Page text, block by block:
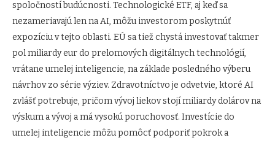
spoločností budúcnosti. Technologické ETF, aj keď sa
nezameriavajú len na AI, môžu investorom poskytnúť
expozíciu v tejto oblasti. EÚ sa tiež chystá investovať takmer
pol miliardy eur do prelomových digitálnych technológií,
vrátane umelej inteligencie, na základe posledného výberu
návrhov zo série výziev. Zdravotníctvo je odvetvie, ktoré AI
zvlášť potrebuje, pričom vývoj liekov stojí miliardy dolárov na
výskum a vývoj a má vysokú poruchovosť. Investície do
umelej inteligencie môžu pomôcť podporiť pokrok a